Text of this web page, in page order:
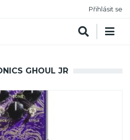
Přihlásit se
GHOUL JR